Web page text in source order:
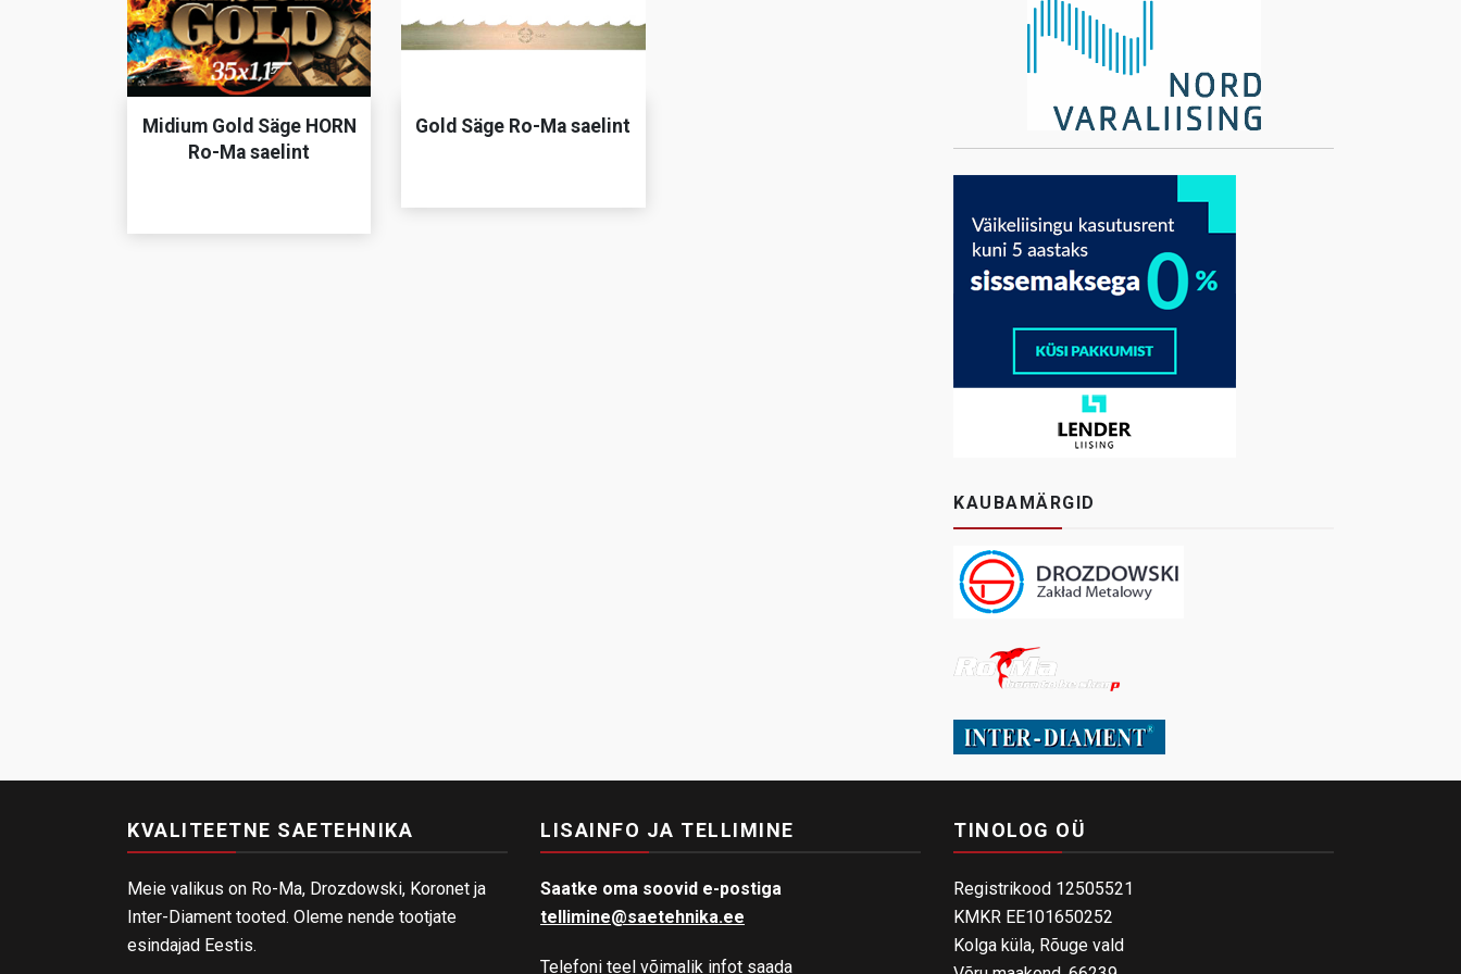
Midium Gold Säge HORN
Ro-Ma saelint
Gold Säge Ro-Ma saelint
KAUBAMÄRGID
KVALITEETNE SAETEHNIKA
Meie valikus on Ro-Ma, Drozdowski, Koronet ja
Inter-Diament tooted. Oleme nende tootjate
esindajad Eestis.
LISAINFO JA TELLIMINE
Saatke oma soovid e-postiga
tellimine@saetehnika.ee
Telefoni teel võimalik infot saada
TINOLOG OÜ
Registrikood 12505521
KMKR EE101650252
Kolga küla, Rõuge vald